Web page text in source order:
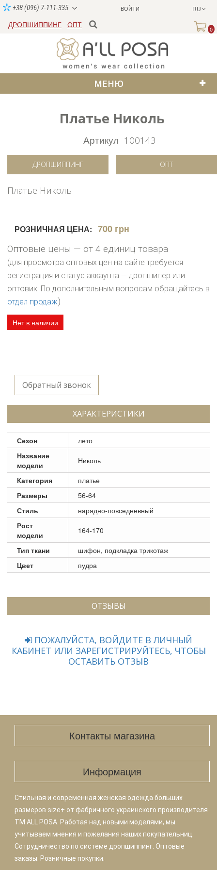
ВОЙТИ RU
+38 (096) 7-111-335
ДРОПШИППИНГ ОПТ
0
МЕНЮ
Платье Николь
Артикул 100143
ДРОПШИППИНГ ОПТ
Платье Николь
РОЗНИЧНАЯ ЦЕНА: 700 грн
Оптовые цены — от 4 единиц товара
(для просмотра оптовых цен на сайте требуется
регистрация и статус аккаунта — дропшипер или
оптовик. По дополнительным вопросам обращайтесь в
отдел продаж)
Нет в наличии
Обратный звонок
ХАРАКТЕРИСТИКИ
Сезон
лето
Название
модели
Николь
Категория
платье
Размеры
56-64
Стиль
нарядно-повседневный
Рост
модели
164-170
Тип ткани
шифон, подкладка трикотаж
Цвет
пудра
ОТЗЫВЫ
ПОЖАЛУЙСТА, ВОЙДИТЕ В ЛИЧНЫЙ
КАБИНЕТ ИЛИ ЗАРЕГИСТРИРУЙТЕСЬ, ЧТОБЫ
ОСТАВИТЬ ОТЗЫВ
Контакты магазина
Информация
Стильная и современная женская одежда больших
размеров size+ от фабричного украинского производителя
TM ALL POSA. Работая над новыми моделями, мы
учитываем мнения и пожелания наших покупательниц.
Сотрудничество по системе дропшиппинг. Оптовые
заказы. Розничные покупки.